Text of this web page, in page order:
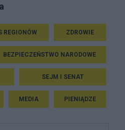
REGIONÓW ZDROWIE
BEZPIECZEŃSTWO NARODOWE
SEJM I SENAT
MEDIA PIENIĄDZE